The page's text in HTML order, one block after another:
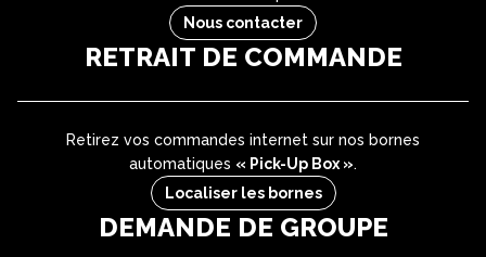
Nous contacter
RETRAIT DE COMMANDE
Retirez vos commandes internet sur nos bornes
automatiques « Pick-Up Box ».
Localiser les bornes
DEMANDE DE GROUPE